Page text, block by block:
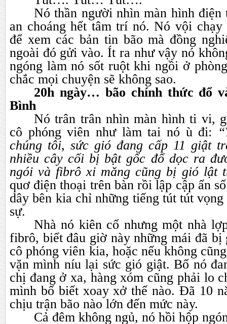
Nó thần người nhìn màn hình điện
an choáng hết tâm trí nó. Nó vội
để xem các bản tin bão mà đồng
ngoài đó gửi vào. Ít ra như vậy nó
ngóng làm nó sốt ruột khi ngồi ở
chắc mọi chuyện sẽ không sao.
20h ngày… bão chính thức đổ
Bình
Nó trân trân nhìn màn hình ti vi,
cô phóng viên như làm tai nó ù đi:
chúng tôi, sức gió đang cấp 11 giật
nhiều cây cối bị bật gốc đổ dọc ra
ngói và fibrô xi măng cũng bị gió lật
quơ điện thoại trên bàn rồi lập cập ấn
dây bên kia chỉ những tiếng tút tút
sự.
Nhà nó kiên cố nhưng một nhà
fibrô, biết đâu giờ này những mái đã
cô phóng viên kia, hoặc nếu không
vặn mình níu lại sức gió giật. Bố nó
chị đang ở xa, hàng xóm cũng phải lo
mình bố biết xoay xở thế nào. Đã 10
chịu trận bão nào lớn đến mức này.
Cả đêm không ngủ, nó hồi hộp